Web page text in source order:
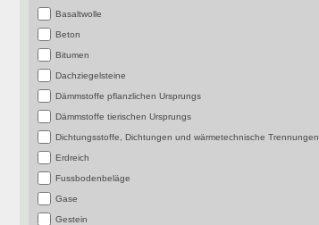
Basaltwolle
Beton
Bitumen
Dachziegelsteine
Dämmstoffe pflanzlichen Ursprungs
Dämmstoffe tierischen Ursprungs
Dichtungsstoffe, Dichtungen und wärmetechnische Trennungen
Erdreich
Fussbodenbeläge
Gase
Gestein